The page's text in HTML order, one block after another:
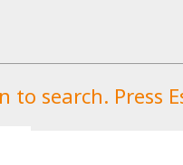
search. Press